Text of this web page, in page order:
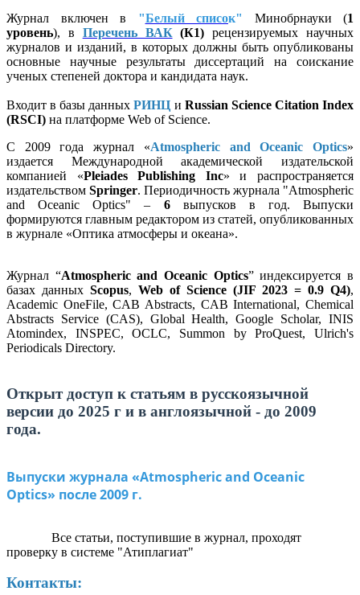
Журнал включен в "Белый список" Минобрнауки (1
уровень), в Перечень ВАК(К1)рецензируемых научных
журналов и изданий, в которых должны быть опубликованы
основные научные результаты диссертаций на соискание
ученых степеней доктора и кандидата наук.
Входит в базы данныхРИНЦ и Russian Science Citation Index
(RSCI) на платформе Web of Science.
С 2009 года журнал «Atmospheric and Oceanic Optics»
издается Международной академической издательской
компанией «Pleiades Publishing Inc» и распространяется
издательством Springer. Периодичность журнала "Atmospheric
and Oceanic Optics" – 6выпусков в год. Выпуски
формируются главным редактором из статей, опубликованных
в журнале «Оптика атмосферы и океана».
Журнал “Atmospheric and Oceanic Optics” индексируется в
базах данных Scopus, Web of Science (JIF 2023 = 0.9 Q4),
Academic OneFile, CAB Abstracts, CAB International, Chemical
Abstracts Service (CAS), Global Health, Google Scholar, INIS
Atomindex, INSPEC, OCLC, Summon by ProQuest, Ulrich's
Periodicals Directory.
Открыт доступ к статьям в русскоязычной
версии до 2025 г и в англоязычной - до 2009
года.
Выпуски журнала «Atmospheric and Oceanic
Optics» после 2009 г.
Все статьи, поступившие в журнал, проходят
проверку в системе "Атиплагиат"
Контакты: